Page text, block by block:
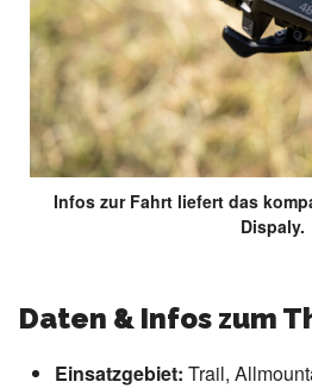
Infos zur Fahrt liefert das
Dispaly.
Daten & Infos zum
Einsatzgebiet: Trail,